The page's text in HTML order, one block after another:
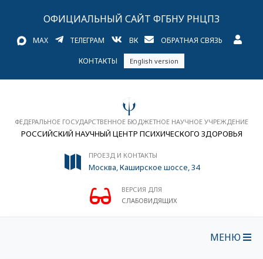
ОФИЦИАЛЬНЫЙ САЙТ ФГБНУ РНЦПЗ
MAX ТЕЛЕГРАМ ВК ОБРАТНАЯ СВЯЗЬ
КОНТАКТЫ English version
ФЕДЕРАЛЬНОЕ ГОСУДАРСТВЕННОЕ БЮДЖЕТНОЕ НАУЧНОЕ УЧРЕЖДЕНИЕ
РОССИЙСКИЙ НАУЧНЫЙ ЦЕНТР ПСИХИЧЕСКОГО ЗДОРОВЬЯ
ПРОЕЗД И КОНТАКТЫ
Москва, Каширское шоссе, 34
ВЕРСИЯ ДЛЯ
СЛАБОВИДЯЩИХ
МЕНЮ